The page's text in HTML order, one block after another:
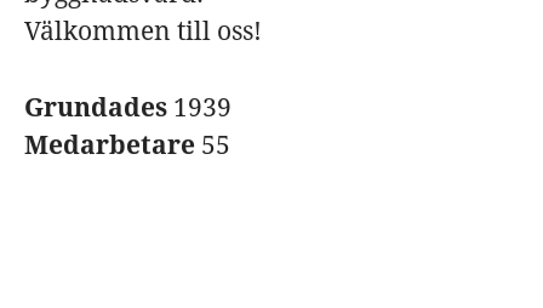
Välkommen till oss!
Grundades 1939
Medarbetare 55